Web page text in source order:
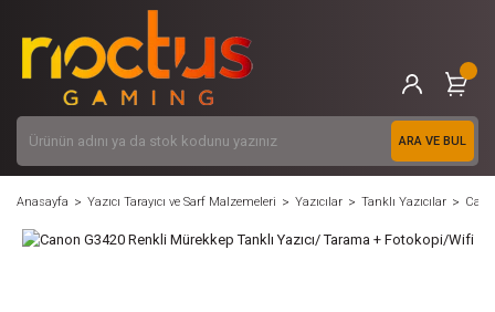
ARA VE BUL
Anasayfa Yazıcı Tarayıcı ve Sarf Malzemeleri Yazıcılar Tanklı Yazıcılar